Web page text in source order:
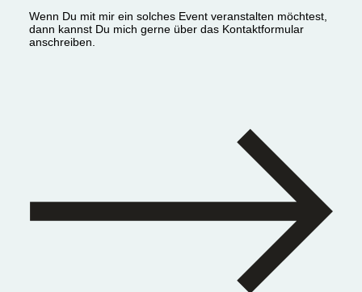
Wenn Du mit mir ein solches Event veranstalten möchtest,
dann kannst Du mich gerne über das Kontaktformular
anschreiben.